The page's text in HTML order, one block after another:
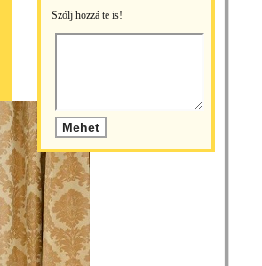
Szólj hozzá te is!